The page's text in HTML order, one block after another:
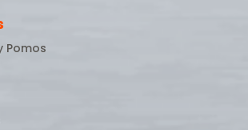
Pomos